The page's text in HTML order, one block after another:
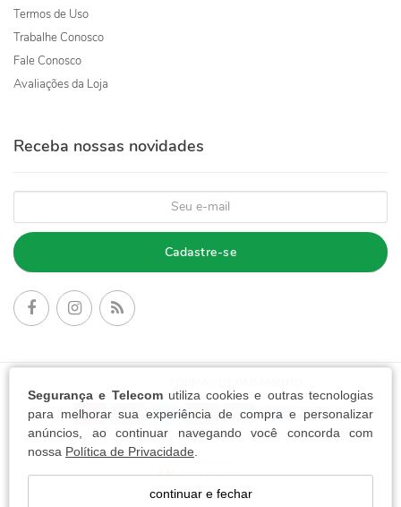
Segurança e Telecomutiliza cookies e outras tecnologias
para melhorar sua experiência de compra e personalizar
anúncios, ao continuar navegando você concorda com
nossa Política de Privacidade
continuar e fechar
Termos de Uso
Trabalhe Conosco
Fale Conosco
Avaliações da Loja
Receba nossas novidades
Cadastre-se